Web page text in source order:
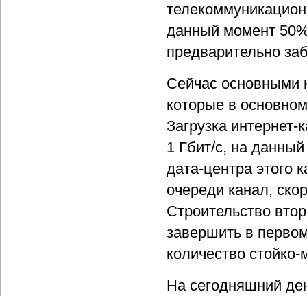
данный момент
предварительно
Сейчас основными
которые в
Загрузка интернет-
1 Гбит/c, на
дата-центра этого
очереди канал,
Строительство
завершить в
количество
На сегодняшний